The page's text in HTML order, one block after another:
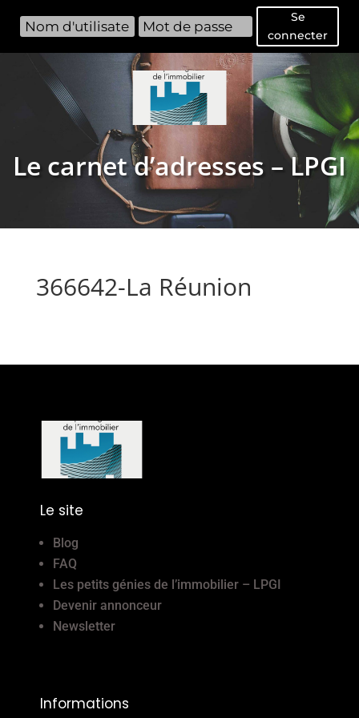
Se
connecter
Le carnet d’adresses – LPGI
366642-La Réunion
Le site
Blog
FAQ
Les petits génies de l’immobilier – LPGI
Devenir annonceur
Newsletter
Informations